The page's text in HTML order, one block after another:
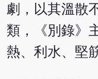
劇，以其溫散
類，《別錄》
熱、利水、堅